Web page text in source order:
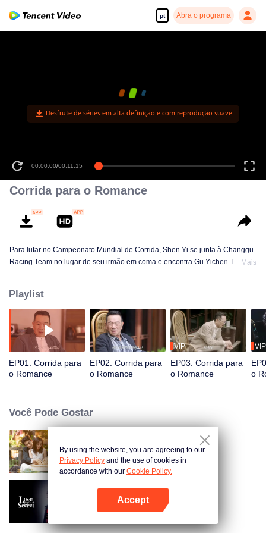
pt Abra o programa
Abra o programa
Desfrute de séries em alta definição e com reprodução suave
00:00:00/00:11:15
Corrida para o Romance
Para lutar no Campeonato Mundial de Corrida, Shen Yi se junta à Changgu
Racing Team no lugar de seu irmão em coma e encontra Gu Yichen. De
eles se apaixonam e obtêm sucesso.
Mais
Playlist
EP01: Corrida para
o Romance
EP02: Corrida para
o Romance
VIP
EP03: Corrida para
o Romance
VIP
o
Você Pode Gostar
Amor Como um Contrato
Amor em Secreto
By using the website, you are agreeing to our
Privacy Policy and the use of cookies in
accordance with our Cookie Policy.
Accept